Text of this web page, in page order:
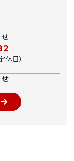
日）